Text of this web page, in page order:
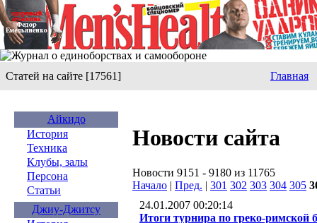
Статей на сайте [17561] Главная
Айкидо
История
Техника
Клубы, залы
Персона
Статьи
Джиу-Джитсу
Новости сайта
Новости 9151 - 9180 из 11765
Начало | Пред. | 301 302 303 304 305
24.01.2007 00:20:14
Итоги турнира по греко-римской